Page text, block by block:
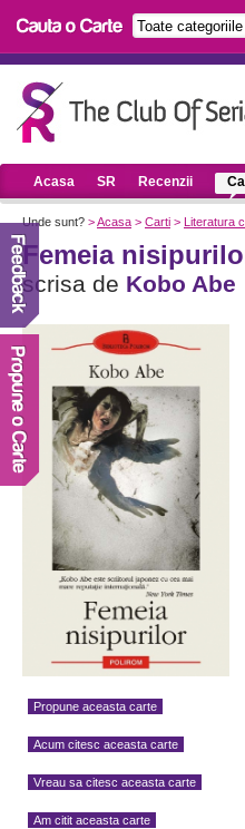
Acasa SR Recenzii
Unde sunt? >Acasa > Carti > Literatura
Femeia
scrisa de Kobo Abe
Propune aceasta carte
Acum citesc aceasta carte
Vreau sa citesc aceasta carte
Am citit aceasta carte